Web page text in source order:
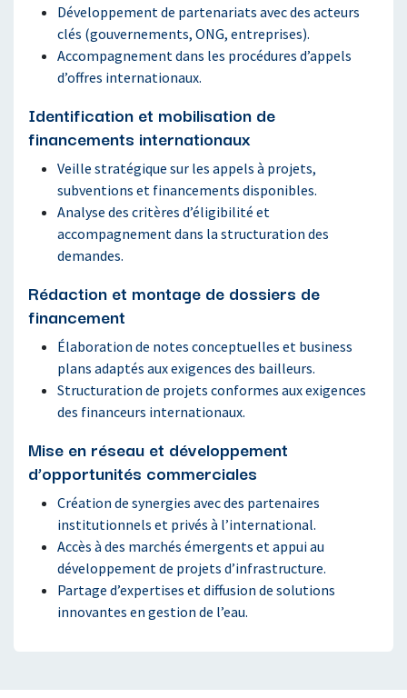
Développement de partenariats avec des acteurs
clés (gouvernements, ONG, entreprises).
Accompagnement dans les procédures d’appels
d’offres internationaux.
Identification et mobilisation de
financements internationaux
Veille stratégique sur les appels à projets,
subventions et financements disponibles.
Analyse des critères d’éligibilité et
accompagnement dans la structuration des
demandes.
Rédaction et montage de dossiers de
financement
Élaboration de notes conceptuelles et business
plans adaptés aux exigences des bailleurs.
Structuration de projets conformes aux exigences
des financeurs internationaux.
Mise en réseau et développement
d’opportunités commerciales
Création de synergies avec des partenaires
institutionnels et privés à l’international.
Accès à des marchés émergents et appui au
développement de projets d’infrastructure.
Partage d’expertises et diffusion de solutions
innovantes en gestion de l’eau.